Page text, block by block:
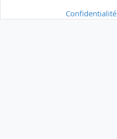
Confidentialité